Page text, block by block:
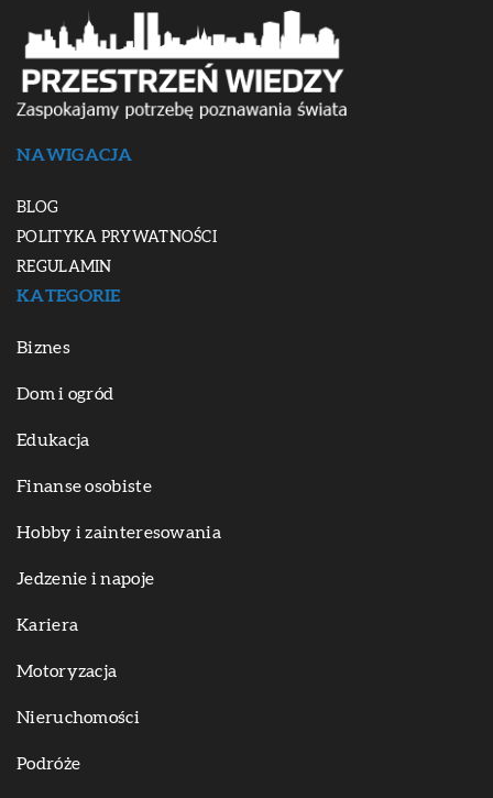
NAWIGACJA
BLOG
POLITYKA PRYWATNOŚCI
REGULAMIN
KATEGORIE
Biznes
Dom i ogród
Edukacja
Finanse osobiste
Hobby i zainteresowania
Jedzenie i napoje
Kariera
Motoryzacja
Nieruchomości
Podróże